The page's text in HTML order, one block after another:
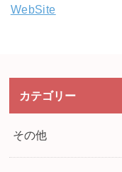
WebSite
カテゴリー
その他